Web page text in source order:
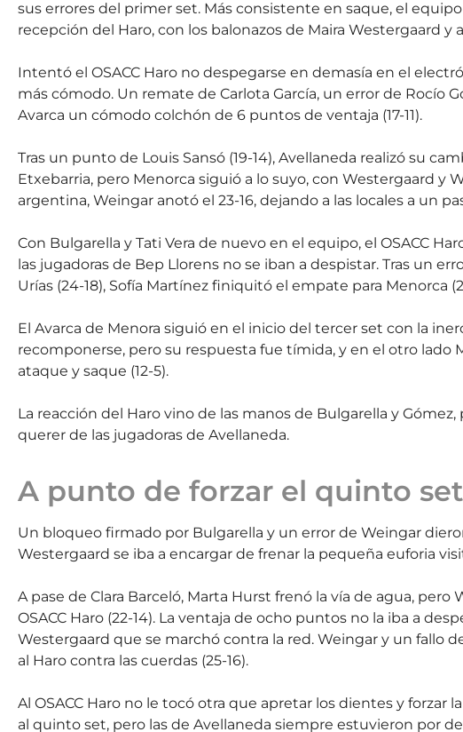
sus errores del primer set. Más consistente en saque, el
recepción del Haro, con los balonazos de Maira Westergaard y
Intentó el OSACC Haro no despegarse en demasía en el
más cómodo. Un remate de Carlota García, un error de Rocío
Avarca un cómodo colchón de 6 puntos de ventaja (17-11).
Tras un punto de Louis Sansó (19-14), Avellaneda realizó su
Etxebarria, pero Menorca siguió a lo suyo, con Westergaard y
argentina, Weingar anotó el 23-16, dejando a las locales a un
Con Bulgarella y Tati Vera de nuevo en el equipo, el OSACC
las jugadoras de Bep Llorens no se iban a despistar. Tras un
Urías (24-18), Sofía Martínez finiquitó el empate para Menorca
El Avarca de Menora siguió en el inicio del tercer set con la
recomponerse, pero su respuesta fue tímida, y en el otro lado
ataque y saque (12-5).
La reacción del Haro vino de las manos de Bulgarella y
querer de las jugadoras de Avellaneda.
A punto de forzar el quinto set
Un bloqueo firmado por Bulgarella y un error de Weingar
Westergaard se iba a encargar de frenar la pequeña euforia
A pase de Clara Barceló, Marta Hurst frenó la vía de agua,
OSACC Haro (22-14). La ventaja de ocho puntos no la iba a
Westergaard que se marchó contra la red. Weingar y un fallo
al Haro contra las cuerdas (25-16).
Al OSACC Haro no le tocó otra que apretar los dientes y forzar
al quinto set, pero las de Avellaneda siempre estuvieron por